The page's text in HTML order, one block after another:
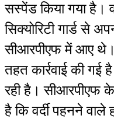
सस्पेंड किया गया है।
सिक्योरिटी गार्ड से
सीआरपीएफ में आए थे।
तहत कार्रवाई की
रही है। सीआरपीएफ
है कि वर्दी पहनने वाले